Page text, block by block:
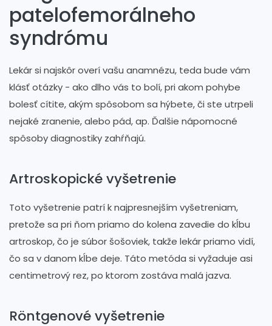
patelofemorálneho
syndrómu
Lekár si najskôr overí vašu anamnézu, teda bude vám
klásť otázky - ako dlho vás to bolí, pri akom pohybe
bolesť cítite, akým spôsobom sa hýbete, či ste utrpeli
nejaké zranenie, alebo pád, ap. Ďalšie nápomocné
spôsoby diagnostiky zahŕňajú.
Artroskopické vyšetrenie
Toto vyšetrenie patrí k najpresnejším vyšetreniam,
pretože sa pri ňom priamo do kolena zavedie do kĺbu
artroskop, čo je súbor šošoviek, takže lekár priamo vidí,
čo sa v danom kĺbe deje. Táto metóda si vyžaduje asi
centimetrový rez, po ktorom zostáva malá jazva.
Röntgenové vyšetrenie